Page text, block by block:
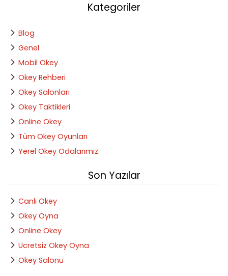
Kategoriler
Blog
Genel
Mobil Okey
Okey Rehberi
Okey Salonları
Okey Taktikleri
Online Okey
Tüm Okey Oyunları
Yerel Okey Odalarımız
Son Yazılar
Canlı Okey
Okey Oyna
Online Okey
Ücretsiz Okey Oyna
Okey Salonu